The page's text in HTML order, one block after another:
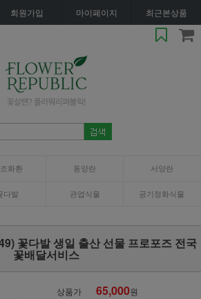
회원가입 마이페이지 최근본상품
화환 동양란 서양란
다발 관엽식물 공기정화식물
꽃다발 생일 출산 선물 프로포즈 전국
꽃배달서비스
상품가 65,000원